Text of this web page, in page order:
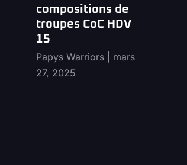
compositions de
troupes CoC HDV
15
Papys Warriors
mars
27, 2025